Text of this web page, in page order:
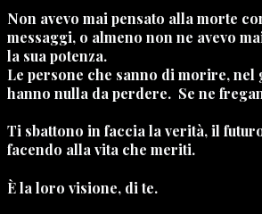
Non avevo mai pensato alla morte
messaggi, o almeno non ne avevo
la sua potenza.
Le persone che sanno di morire,
hanno nulla da perdere. Se ne
Ti sbattono in faccia la verità, il
facendo alla vita che meriti.
È la loro visione, di te.